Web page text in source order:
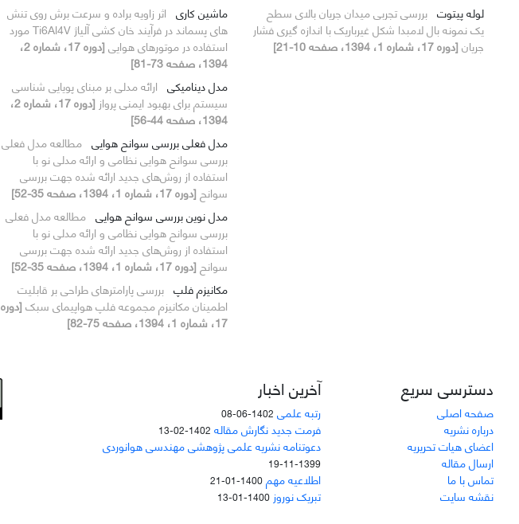
لوله پیتوت بررسی تجربی میدان جریان بالای سطح
یک نمونه بال لامبدا شکل غیرباریک با اندازه گیری فشار
جریان [دوره 17، شماره 1، 1394، صفحه 10-21]
ماشین کاری اثر زاویه براده و سرعت برش روی تنش
های پسماند در فرآیند خان کشی آلیاژ Ti6Al4V مورد
استفاده در موتورهای هوایی
[دوره 17، شماره 2،
1394، صفحه 73-81]
مدل دینامیکی ارائه مدلی بر مبنای پویایی شناسی
سیستم برای بهبود ایمنی پرواز
[دوره 17، شماره 2،
1394، صفحه 44-56]
مدل فعلی بررسی سوانح هوایی مطالعه مدل فعلی
بررسی سوانح هوایی نظامی و ارائه مدلی نو با
استفاده از روش‌های جدید ارائه شده جهت بررسی
سوانح [دوره 17، شماره 1، 1394، صفحه 35-52]
مدل نوین بررسی سوانح هوایی مطالعه مدل فعلی
بررسی سوانح هوایی نظامی و ارائه مدلی نو با
استفاده از روش‌های جدید ارائه شده جهت بررسی
سوانح [دوره 17، شماره 1، 1394، صفحه 35-52]
مکانیزم فلپ بررسی پارامترهای طراحی بر قابلیت
اطمینان مکانیزم مجموعه فلپ هواپیمای سبک [دوره
17، شماره 1، 1394، صفحه 75-82]
دسترسی سریع
صفحه اصلی
درباره نشریه
اعضای هیات تحریریه
ارسال مقاله
تماس با ما
نقشه سایت
آخرین اخبار
رتبه علمی 1402-06-08
فرمت جدید نگارش مقاله 1402-02-13
دعوتنامه نشریه علمی پژوهشی مهندسی هوانوردی
1399-11-19
اطلاعیه مهم1400-01-21
تبریک نوروز 1400-01-13